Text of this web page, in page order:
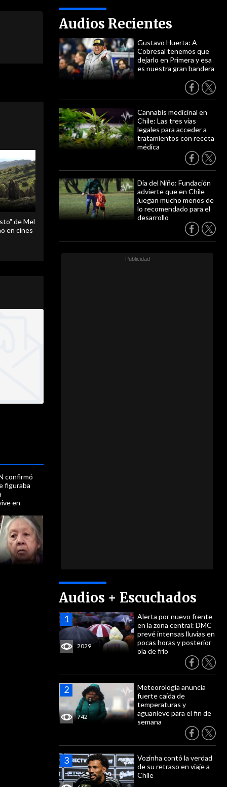
Audios Recientes
Gustavo Huerta: A
Cobresal tenemos que
dejarlo en Primera y esa
es nuestra gran bandera
Cannabis medicinal en
Chile: Las tres vías
legales para acceder a
tratamientos con receta
médica
Día del Niño: Fundación
advierte que en Chile
juegan mucho menos de
lo recomendado para el
desarrollo
Audios + Escuchados
2029
Alerta por nuevo frente
en la zona central: DMC
prevé intensas lluvias en
pocas horas y posterior
ola de frío
742
Meteorología anuncia
fuerte caída de
temperaturas y
aguanieve para el fin de
semana
Vozinha contó la verdad
de su retraso en viaje a
Chile
de Mel
en cines
confirmó
figuraba
en